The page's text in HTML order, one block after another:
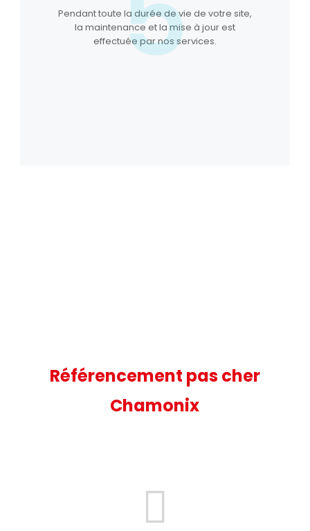
Pendant toute la durée de vie de votre site,
la maintenance et la mise à jour est
effectuée par nos services.
Référencement pas cher
Chamonix